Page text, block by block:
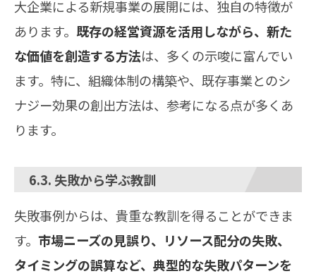
大企業による新規事業の展開には、独自の特徴が
あります。 既存の経営資源を活用しながら、新た
な価値を創造する方法は、多くの示唆に富んでい
ます。特に、組織体制の構築や、既存事業とのシ
ナジー効果の創出方法は、参考になる点が多くあ
ります。
6.3. 失敗から学ぶ教訓
失敗事例からは、貴重な教訓を得ることができま
す。 市場ニーズの見誤り、リソース配分の失敗、
タイミングの誤算など、典型的な失敗パターンを